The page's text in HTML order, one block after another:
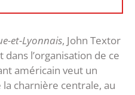
et-Lyonnais, John Textor
l’organisation de ce
américain veut un
charnière centrale, au